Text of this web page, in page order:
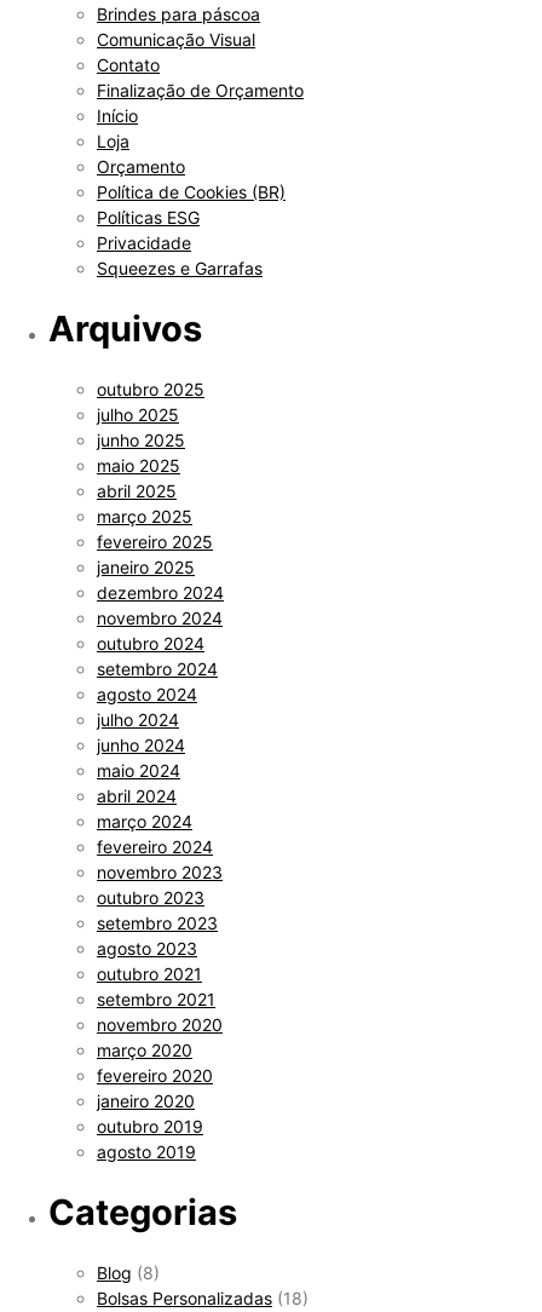
Brindes para páscoa
Comunicação Visual
Contato
Finalização de Orçamento
Início
Loja
Orçamento
Política de Cookies (BR)
Políticas ESG
Privacidade
Squeezes e Garrafas
Arquivos
outubro 2025
julho 2025
junho 2025
maio 2025
abril 2025
março 2025
fevereiro 2025
janeiro 2025
dezembro 2024
novembro 2024
outubro 2024
setembro 2024
agosto 2024
julho 2024
junho 2024
maio 2024
abril 2024
março 2024
fevereiro 2024
novembro 2023
outubro 2023
setembro 2023
agosto 2023
outubro 2021
setembro 2021
novembro 2020
março 2020
fevereiro 2020
janeiro 2020
outubro 2019
agosto 2019
Categorias
Blog (8)
Bolsas Personalizadas (18)